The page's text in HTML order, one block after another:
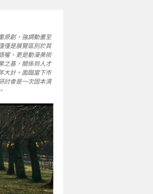
原創，強調動畫至
僅是展覽區別於其
權，更是動漫美術
之基，關係到人才
大計。面臨當下市
討會是一次固本清